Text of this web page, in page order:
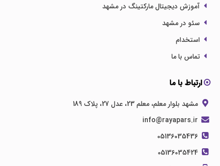
آموزش دیجیتال مارکتینگ در مشهد
سئو در مشهد
استخدام
تماس با ما
ارتباط با ما
مشهد بلوار معلم، معلم 23، عدل 27، پلاک 189
05136035436
05136035424